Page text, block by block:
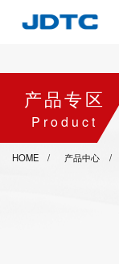
产品专区
Product
HOME 产品中心